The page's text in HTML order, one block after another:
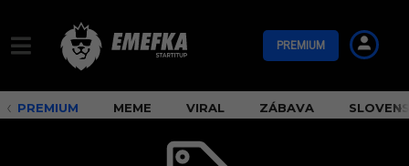
PREMIUM
PREMIUM MEME VIRAL ZÁBAVA